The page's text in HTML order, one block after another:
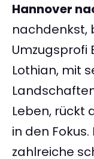
Hannover
nachdenkst,
Umzugsprofi
Lothian, mit
Leben, rückt
in den
zahlreiche